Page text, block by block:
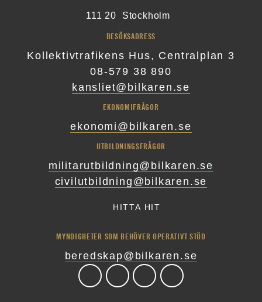
111 20 Stockholm
BESÖKSADRESS
Kollektivtrafikens Hus, Centralplan 3
08-579 38 890
kansliet@bilkaren.se
EKONOMIFRÅGOR
ekonomi@bilkaren.se
UTBILDNINGSFRÅGOR
militarutbildning@bilkaren.se
civilutbildning@bilkaren.se
HITTA HIT
MYNDIGHETER SOM BEHÖVER OPERATIVT STÖD
beredskap@bilkaren.se